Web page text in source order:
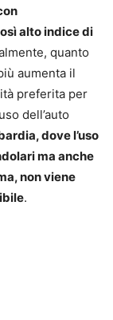
alto indice di
quanto
aumenta il
preferita per
dell’auto
dove l’uso
ma anche
non viene
.